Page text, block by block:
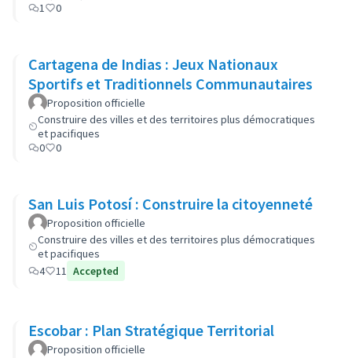
1
0
Cartagena de Indias : Jeux Nationaux
Sportifs et Traditionnels Communautaires
Proposition officielle
Construire des villes et des territoires plus démocratiques
et pacifiques
0
0
San Luis Potosí : Construire la citoyenneté
Proposition officielle
Construire des villes et des territoires plus démocratiques
et pacifiques
4
11 Accepted
Escobar : Plan Stratégique Territorial
Proposition officielle